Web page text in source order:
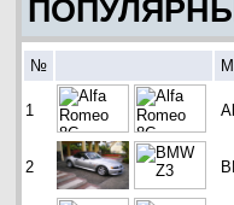
№
1
2